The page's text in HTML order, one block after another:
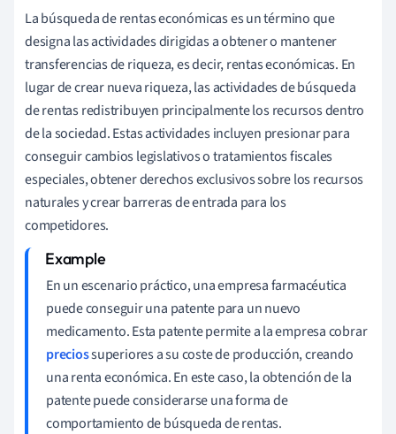
La búsqueda de rentas económicas es un término que
designa las actividades dirigidas a obtener o mantener
transferencias de riqueza, es decir, rentas económicas. En
lugar de crear nueva riqueza, las actividades de búsqueda
de rentas redistribuyen principalmente los recursos dentro
de la sociedad. Estas actividades incluyen presionar para
conseguir cambios legislativos o tratamientos fiscales
especiales, obtener derechos exclusivos sobre los recursos
naturales y crear barreras de entrada para los
competidores.
En un escenario práctico, una empresa farmacéutica
puede conseguir una patente para un nuevo
medicamento. Esta patente permite a la empresa cobrar
preciossuperiores a su coste de producción, creando
una renta económica. En este caso, la obtención de la
patente puede considerarse una forma de
comportamiento de búsqueda de rentas.